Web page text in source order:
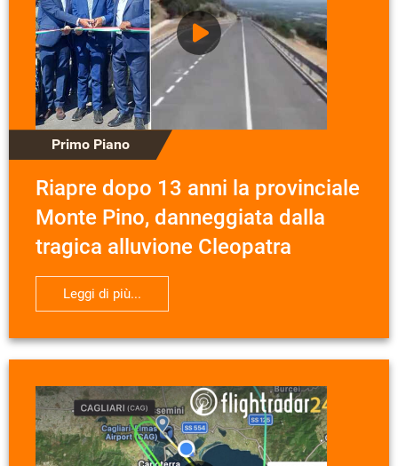
Primo Piano
Riapre dopo 13 anni la provinciale
Monte Pino, danneggiata dalla
tragica alluvione Cleopatra
Leggi di più...